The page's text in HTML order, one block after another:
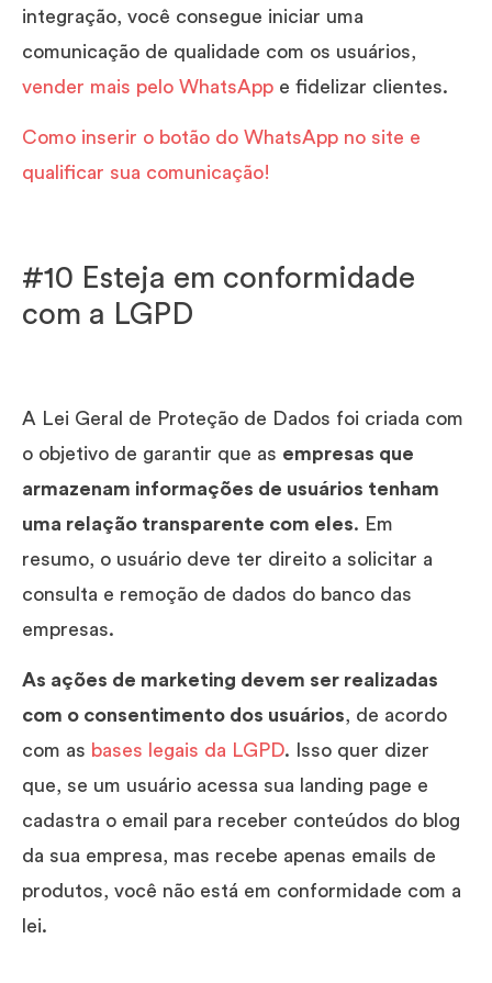
integração, você consegue iniciar uma
comunicação de qualidade com os usuários,
vender mais pelo WhatsApp e fidelizar clientes.
Como inserir o botão do WhatsApp no site e
qualificar sua comunicação!
#10 Esteja em conformidade
com a LGPD
A Lei Geral de Proteção de Dados foi criada com
o objetivo de garantir que as empresas que
armazenam informações de usuários tenham
uma relação transparente com eles. Em
resumo, o usuário deve ter direito a solicitar a
consulta e remoção de dados do banco das
empresas.
As ações de marketing devem ser realizadas
com o consentimento dos usuários, de acordo
com as bases legais da LGPD. Isso quer dizer
que, se um usuário acessa sua landing page e
cadastra o email para receber conteúdos do blog
da sua empresa, mas recebe apenas emails de
produtos, você não está em conformidade com a
lei.